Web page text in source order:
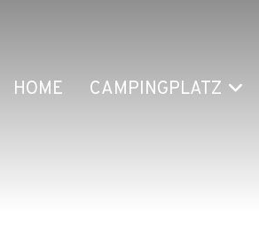
HOME CAMPINGPLATZ